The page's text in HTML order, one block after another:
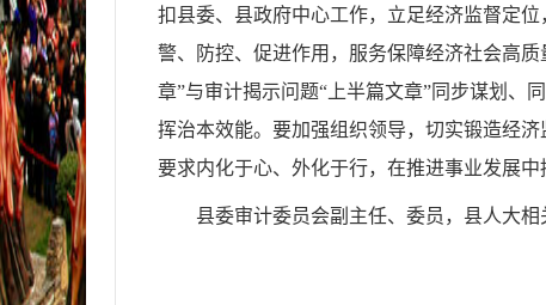
扣县委、县政府中心工作，立足经济监督定
警、防控、促进作用，服务保障经济社会高
章”与审计揭示问题“上半篇文章”同步谋划、
挥治本效能。要加强组织领导，切实锻造经
要求内化于心、外化于行，在推进事业发展
县委审计委员会副主任、委员，县人大相